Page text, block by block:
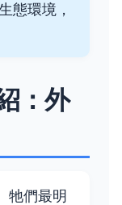
態環境，
：外
牠們最明